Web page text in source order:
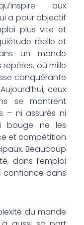
aux
a pour objectif
plus vite et
réelle et
un monde
où mille
conquérante
ceux
se montrent
– ni assurés ni
bouge ne les
et compétition
Beaucoup
dans l’emploi
confiance dans
du monde